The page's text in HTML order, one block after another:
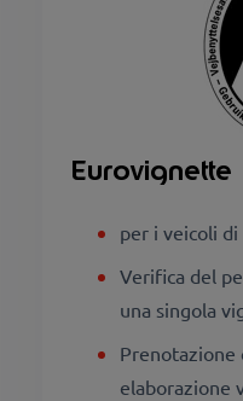
Eurovignette
per i veicoli
Verifica del
una singola
Prenotazione
elaborazione